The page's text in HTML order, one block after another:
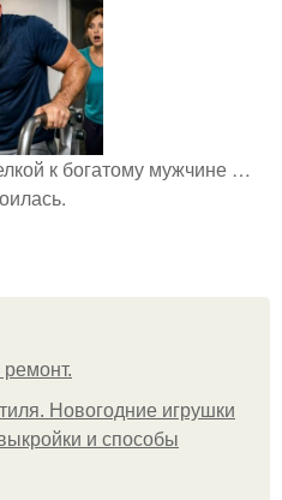
к богатому мужчине …
Новогодние игрушки
и способы